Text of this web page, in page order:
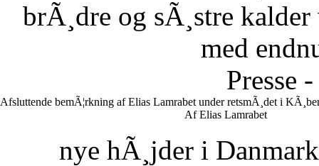
brÃ¸dre og sÃ¸stre
med
Presse
Afsluttende bemÃ¦rkning af Elias Lamrabet under retsmÃ¸det i
Af Elias Lamrabet
nye hÃ¸jder i Danmark